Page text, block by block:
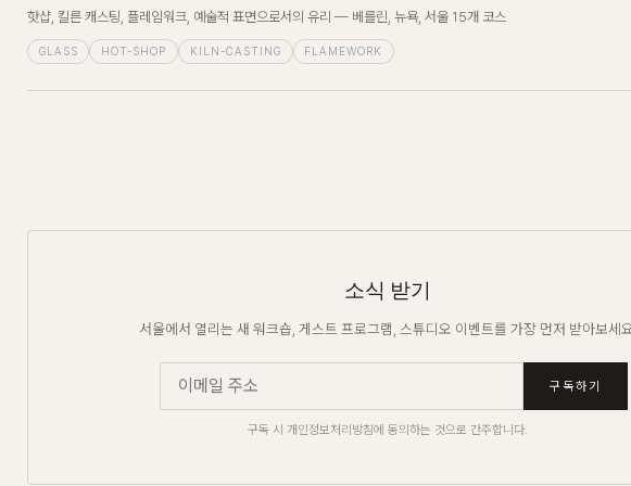
핫샵, 킬른 캐스팅, 플레임워크, 예술적 표면으로서의 유리 — 베를린, 뉴욕, 서울 15개 코스
GLASS HOT-SHOP KILN-CASTING FLAMEWORK
소식 받기
서울에서 열리는 새 워크숍, 게스트 프로그램, 스튜디오 이벤트를 가장 먼저 받아보세
구독하기
구독 시 개인정보처리방침에 동의하는 것으로 간주합니다.